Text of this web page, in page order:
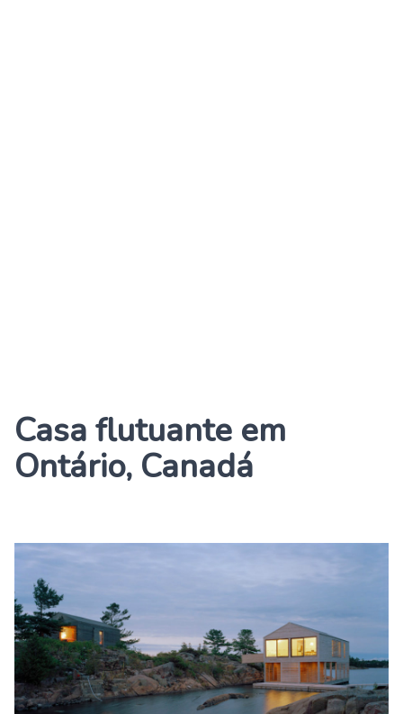
Casa flutuante em
Ontário, Canadá